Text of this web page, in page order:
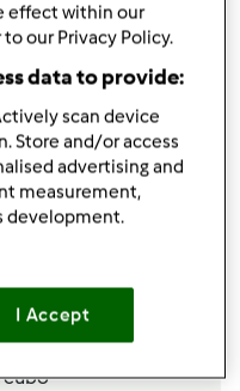
picada
80 grs
50 grs
cubo
effect within our
our Privacy Policy.
data to provide:
scan device
Store and/or access
advertising and
measurement,
development.
I Accept